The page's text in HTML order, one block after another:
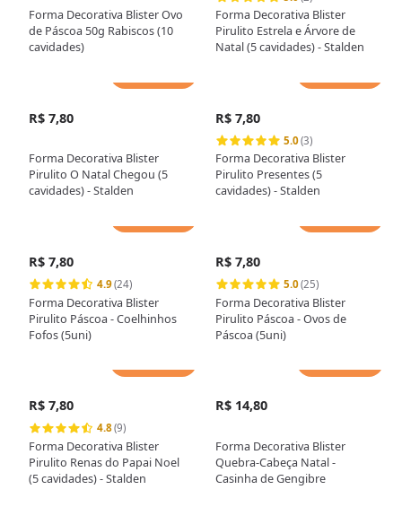
Forma Decorativa Blister Ovo
de Páscoa 50g Rabiscos (10
cavidades)
Forma Decorativa Blister
Pirulito Estrela e Árvore de
Natal (5 cavidades) - Stalden
R$ 7,80
Forma Decorativa Blister
Pirulito O Natal Chegou (5
cavidades) - Stalden
R$ 7,80
5.0(3)
Forma Decorativa Blister
Pirulito Presentes (5
cavidades) - Stalden
R$ 7,80
4.9(24)
Forma Decorativa Blister
Pirulito Páscoa - Coelhinhos
Fofos (5uni)
R$ 7,80
5.0(25)
Forma Decorativa Blister
Pirulito Páscoa - Ovos de
Páscoa (5uni)
R$ 7,80
4.8(9)
Forma Decorativa Blister
Pirulito Renas do Papai Noel
(5 cavidades) - Stalden
R$ 14,80
Forma Decorativa Blister
Quebra-Cabeça Natal -
Casinha de Gengibre